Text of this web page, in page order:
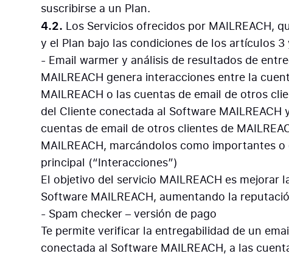
suscribirse a un Plan.
4.2. Los Servicios ofrecidos por MAILREACH,
y el Plan bajo las condiciones de los artículos
- Email warmer y análisis de resultados de
MAILREACH genera interacciones entre la
MAILREACH o las cuentas de email de otros
del Cliente conectada al Software
cuentas de email de otros clientes de
MAILREACH, marcándolos como importantes
principal (“Interacciones”)
El objetivo del servicio MAILREACH es
Software MAILREACH, aumentando la
- Spam checker – versión de pago
Te permite verificar la entregabilidad de un
conectada al Software MAILREACH, a las